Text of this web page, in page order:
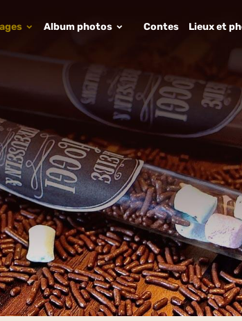
Album photos Contes Lieux et